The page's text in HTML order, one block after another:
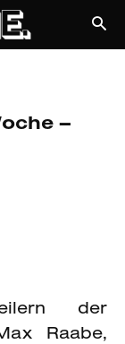
–
der
Raabe,